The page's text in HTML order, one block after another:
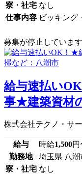
寮・社宅 なし
仕事内容 ピッキング
募集が停止しています
給与速払い
事★建築資材
株式会社テクノ・サ
給与 時給1,500円
勤務地
埼玉県 八潮
寮・社宅 なし